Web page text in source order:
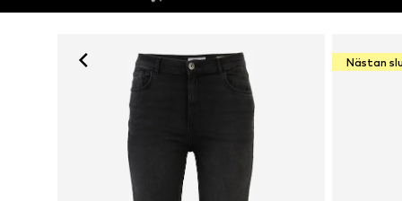
Nästan